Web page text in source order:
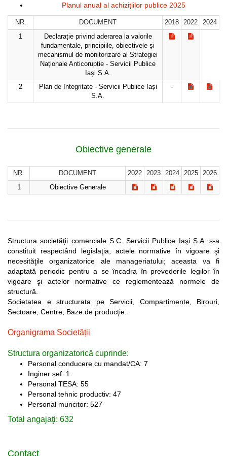
Planul anual al achizițiilor publice 2025
NR. DOCUMENT 2018 2022
2024
1
Declarație privind aderarea la valorile
fundamentale, principiile, obiectivele și
mecanismul de monitorizare al Strategiei
Naționale Anticorupție - Servicii Publice
Iași S.A.
2
Plan de Integritate - Servicii Publice Iași
S.A.
-
Obiective generale
NR. DOCUMENT 2022 2023 2024 2025 2026
1
Obiective Generale
Structura societăţii comerciale S.C. Servicii Publice Iaşi S.A. s-a
constituit respectând legislaţia, actele normative în vigoare şi
necesităţile organizatorice ale manageriatului; aceasta va fi
adaptată periodic pentru a se încadra în prevederile legilor în
vigoare şi actelor normative ce reglementează normele de
structură.
Societatea e structurata pe Servicii, Compartimente, Birouri,
Sectoare, Centre, Baze de producţie.
Organigrama Societății
Structura organizatorică cuprinde:
Personal conducere cu mandat/CA: 7
Inginer șef: 1
Personal TESA: 55
Personal tehnic productiv: 47
Personal muncitor: 527
Total angajaţi: 632
Contact